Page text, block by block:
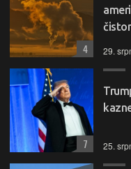
29.
4
25.
7